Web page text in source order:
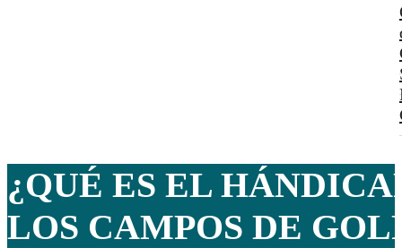
¿QUÉ ES EL
LOS CAMPOS DE